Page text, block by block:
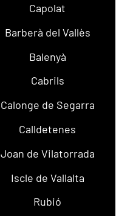
Capolat
Barberà del Vallès
Balenyà
Cabrils
Calonge de Segarra
Calldetenes
Joan de Vilatorrada
Iscle de Vallalta
Rubió